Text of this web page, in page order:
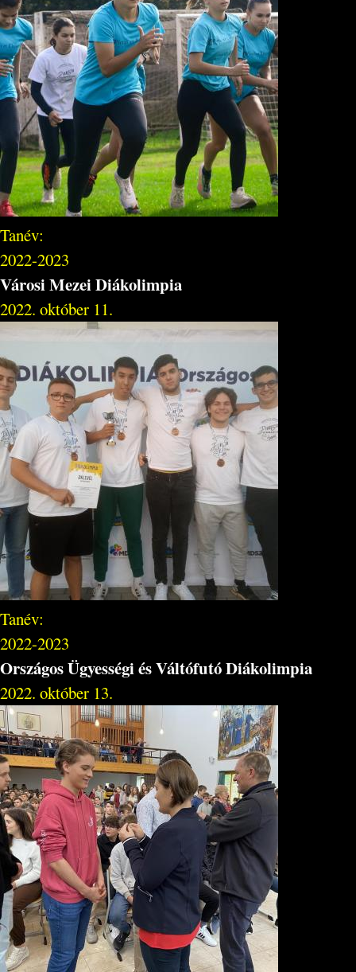
Tanév:
2022-2023
Városi Mezei Diákolimpia
2022. október 11.
Tanév:
2022-2023
Országos Ügyességi és Váltófutó Diákolimpia
2022. október 13.